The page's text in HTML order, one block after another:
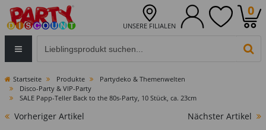
UNSERE FILIALEN
0
Startseite Produkte
Partydeko & Themenwelten
Disco-Party & VIP-Party
SALE Papp-Teller Back to the 80s-Party, 10 Stück, ca. 23cm
Vorheriger Artikel Nächster Artikel